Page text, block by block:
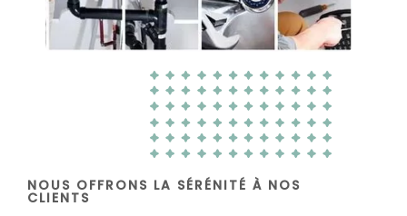
NOUS OFFRONS LA SÉRÉNITÉ À NOS
CLIENTS